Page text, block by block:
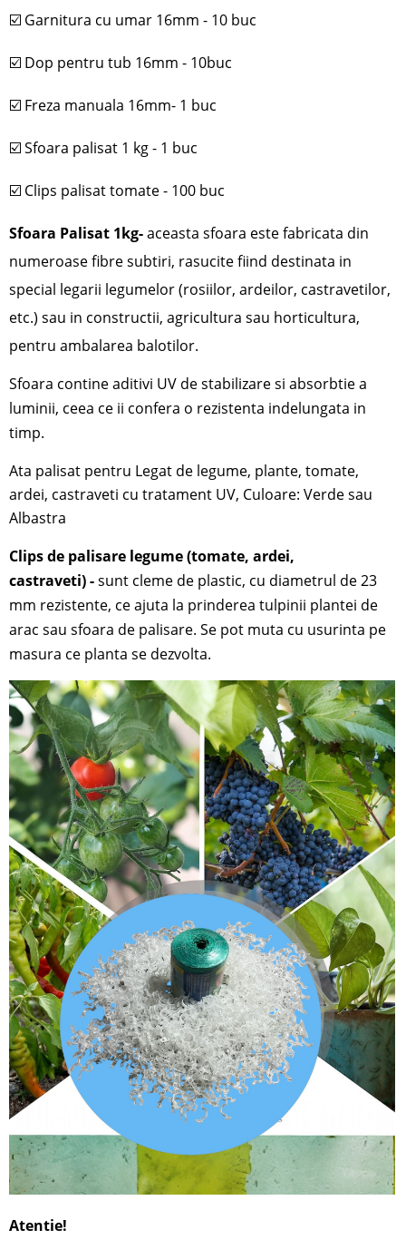
☑️ Garnitura cu umar 16mm - 10 buc
☑️ Dop pentru tub 16mm - 10buc
☑️ Freza manuala 16mm- 1 buc
☑️Sfoara palisat 1 kg - 1 buc
☑️ Clips palisat tomate - 100 buc
Sfoara Palisat 1kg-aceasta sfoara este fabricata din
numeroase fibre subtiri, rasucite fiind destinata in
special legarii legumelor (rosiilor, ardeilor, castravetilor,
etc.) sau in constructii, agricultura sau horticultura,
pentru ambalarea balotilor.
Sfoara contine aditivi UV de stabilizare si absorbtie a
luminii, ceea ce ii confera o rezistenta indelungata in
timp.
Ata palisat pentru Legat de legume, plante, tomate,
ardei, castraveti cu tratament UV, Culoare: Verde sau
Albastra
Clips de palisare legume (tomate, ardei,
castraveti)-sunt cleme de plastic, cu diametrul de 23
mm rezistente, ce ajuta la prinderea tulpinii plantei de
arac sau sfoara de palisare.Se pot muta cu usurinta pe
masura ce planta se dezvolta.
Atentie!